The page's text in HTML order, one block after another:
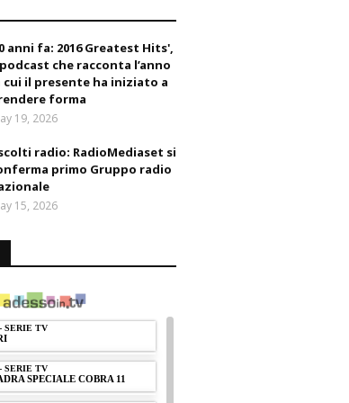
anni fa: 2016 Greatest Hits',
che racconta l’anno
cui il presente ha iniziato a
forma
19, 2026
radio: RadioMediaset si
primo Gruppo radio
15, 2026